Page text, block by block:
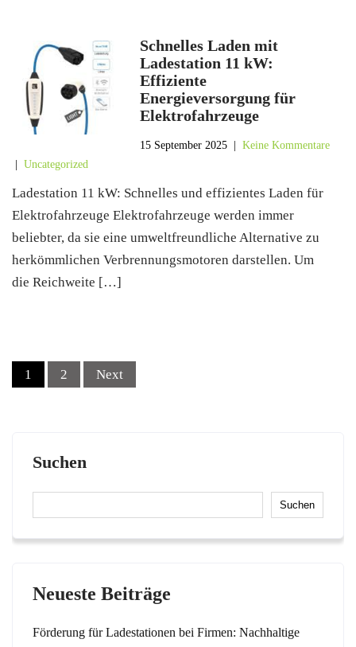
Schnelles Laden mit
Ladestation 11 kW:
Effiziente
Energieversorgung für
Elektrofahrzeuge
15 September 2025 |Keine Kommentare
Uncategorized
Ladestation 11 kW: Schnelles und effizientes Laden für
Elektrofahrzeuge Elektrofahrzeuge werden immer
beliebter, da sie eine umweltfreundliche Alternative zu
herkömmlichen Verbrennungsmotoren darstellen. Um
die Reichweite […]
Posts
navigation
1 2 Next
Suchen
Suchen
Neueste Beiträge
Förderung für Ladestationen bei Firmen: Nachhaltige